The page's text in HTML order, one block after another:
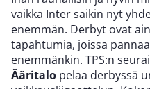
vaikka Inter saikin nyt
enemmän. Derbyt ovat
tapahtumia, joissa
enemmänkin. TPS:n
Ääritalo pelaa derbyssä